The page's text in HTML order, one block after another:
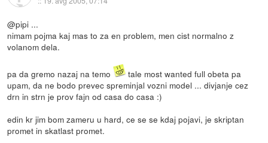
@pipi ...
nimam pojma kaj mas to za en problem, men cist normalno z
volanom dela.
pa da gremo nazaj na temo
tale most wanted full obeta pa
upam, da ne bodo prevec spreminjal vozni model ... divjanje cez
drn in strn je prov fajn od casa do casa :)
edin kr jim bom zameru u hard, ce se se kdaj pojavi, je skriptan
promet in skatlast promet.